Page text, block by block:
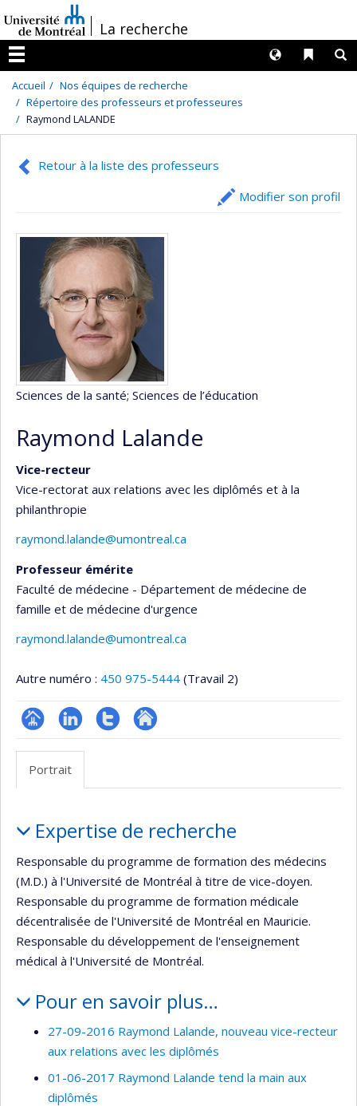
au
contenu
/La recherche
Menu
Liens
Langues
Accueil
Nos équipes de recherche
Répertoire des professeurs et professeures
Raymond LALANDE
Retour à la liste des professeurs
Modifier son profil
Sciences de la santé; Sciences de l’éducation
Raymond Lalande
Vice-recteur
Vice-rectorat aux relations avec les diplômés et à la
philanthropie
raymond.lalande@umontreal.ca
Professeur émérite
Faculté de médecine - Département de médecine de
famille et de médecine d'urgence
raymond.lalande@umontreal.ca
Autre numéro : 450 975-5444 (Travail 2)
Page LinkedInCompteAutre
Portrait
Expertise de recherche
Responsable du programme de formation des médecins
(M.D.) à l'Université de Montréal à titre de vice-doyen.
Responsable du programme de formation médicale
décentralisée de l'Université de Montréal en Mauricie.
Responsable du développement de l'enseignement
médical à l'Université de Montréal.
Pour en savoir plus…
27-09-2016 Raymond Lalande, nouveau vice-recteur
aux relations avec les diplômés
01-06-2017 Raymond Lalande tend la main aux
diplômés